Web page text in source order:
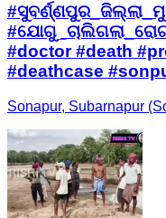
#doctor #death
#deathcase
Sonapur, Subarnapur